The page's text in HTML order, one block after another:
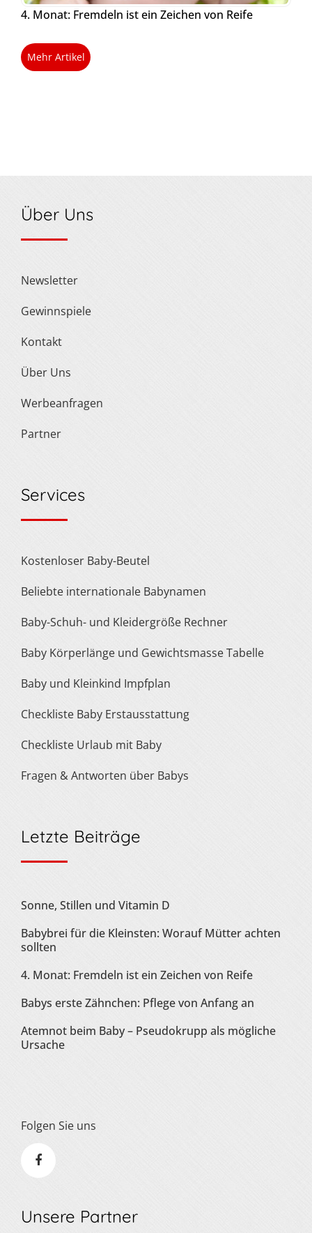
4. Monat: Fremdeln ist ein Zeichen von Reife
Mehr Artikel
Über Uns
Newsletter
Gewinnspiele
Kontakt
Über Uns
Werbeanfragen
Partner
Services
Kostenloser Baby-Beutel
Beliebte internationale Babynamen
Baby-Schuh- und Kleidergröße Rechner
Baby Körperlänge und Gewichtsmasse Tabelle
Baby und Kleinkind Impfplan
Checkliste Baby Erstausstattung
Checkliste Urlaub mit Baby
Fragen & Antworten über Babys
Letzte Beiträge
Sonne, Stillen und Vitamin D
Babybrei für die Kleinsten: Worauf Mütter achten
sollten
4. Monat: Fremdeln ist ein Zeichen von Reife
Babys erste Zähnchen: Pflege von Anfang an
Atemnot beim Baby – Pseudokrupp als mögliche
Ursache
Folgen Sie uns
Unsere Partner